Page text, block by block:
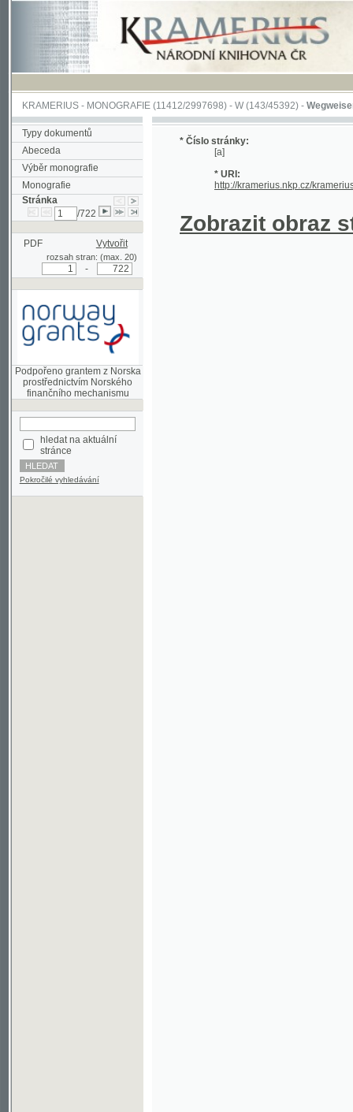
KRAMERIUS-MONOGRAFIE(11412/2997698) -W (143/45392)-Wegweiser durch
Typy dokumentů
Abeceda
Výběr monografie
Monografie
Stránka
/722
PDF Vytvořit
rozsah stran: (max. 20)
Podpořeno grantem z Norska
prostřednictvím Norského
hledat na aktuální
stránce
Pokročilé vyhledávání
* Číslo stránky:
[a]
* URI:
http://kramerius.nkp.cz/kramerius/